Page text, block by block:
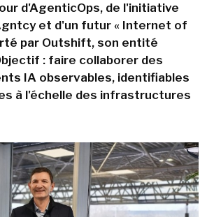
d'AgenticOps, de l'initiative
et d'un futur « Internet of
par Outshift, son entité
: faire collaborer des
IA observables, identifiables
à l'échelle des infrastructures